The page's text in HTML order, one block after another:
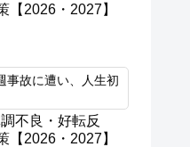
【2026・2027】
事故に遭い、人生初
不良・好転反
【2026・2027】